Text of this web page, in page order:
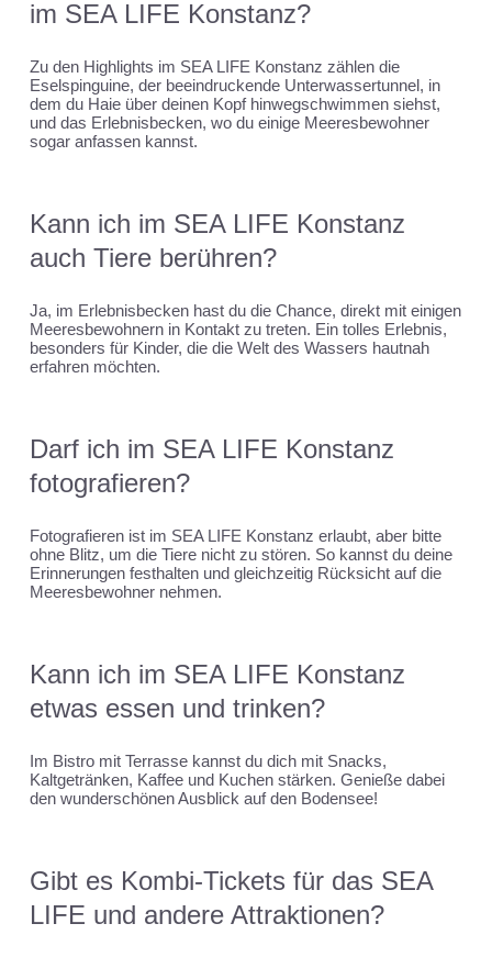
im SEA LIFE Konstanz?
Zu den Highlights im SEA LIFE Konstanz zählen die
Eselspinguine, der beeindruckende Unterwassertunnel, in
dem du Haie über deinen Kopf hinwegschwimmen siehst,
und das Erlebnisbecken, wo du einige Meeresbewohner
sogar anfassen kannst.
Kann ich im SEA LIFE Konstanz
auch Tiere berühren?
Ja, im Erlebnisbecken hast du die Chance, direkt mit einigen
Meeresbewohnern in Kontakt zu treten. Ein tolles Erlebnis,
besonders für Kinder, die die Welt des Wassers hautnah
erfahren möchten.
Darf ich im SEA LIFE Konstanz
fotografieren?
Fotografieren ist im SEA LIFE Konstanz erlaubt, aber bitte
ohne Blitz, um die Tiere nicht zu stören. So kannst du deine
Erinnerungen festhalten und gleichzeitig Rücksicht auf die
Meeresbewohner nehmen.
Kann ich im SEA LIFE Konstanz
etwas essen und trinken?
Im Bistro mit Terrasse kannst du dich mit Snacks,
Kaltgetränken, Kaffee und Kuchen stärken. Genieße dabei
den wunderschönen Ausblick auf den Bodensee!
Gibt es Kombi-Tickets für das SEA
LIFE und andere Attraktionen?